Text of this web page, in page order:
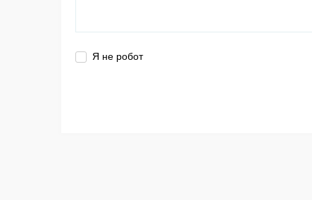
Я не робот